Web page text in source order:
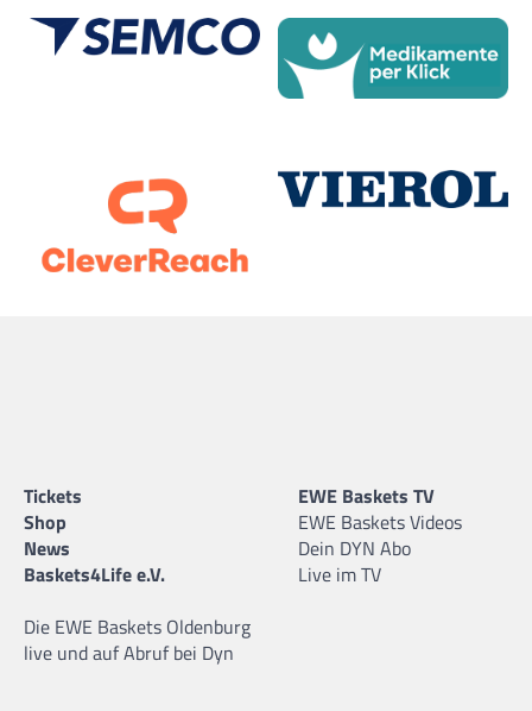
Tickets
Shop
News
Baskets4Life e.V.
Die EWE Baskets Oldenburg
live und auf Abruf bei Dyn
EWE Baskets TV
EWE Baskets Videos
Dein DYN Abo
Live im TV